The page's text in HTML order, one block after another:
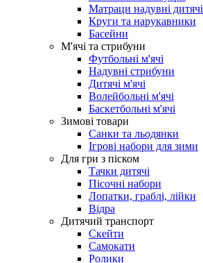
Матраци надувні дитячі
Круги та нарукавники
Басейни
М'ячі та стрибуни
Футбольні м'ячі
Надувні стрибуни
Дитячі м'ячі
Волейбольні м'ячі
Баскетбольні м'ячі
Зимові товари
Санки та льодянки
Ігрові набори для зими
Для гри з піском
Тачки дитячі
Пісочні набори
Лопатки, граблі, лійки
Відра
Дитячий транспорт
Скейти
Самокати
Ролики